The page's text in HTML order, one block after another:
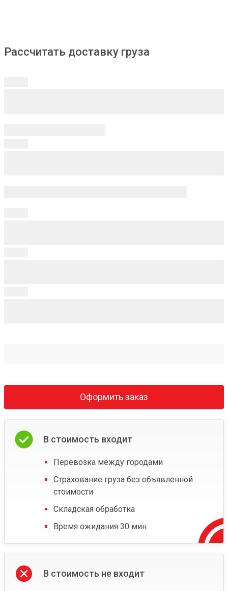
Рассчитать доставку груза
Оформить заказ
В стоимость входит
Перевозка между городами
Страхование груза без объявленной
стоимости
Складская обработка
Время ожидания 30 мин.
В стоимость не входит